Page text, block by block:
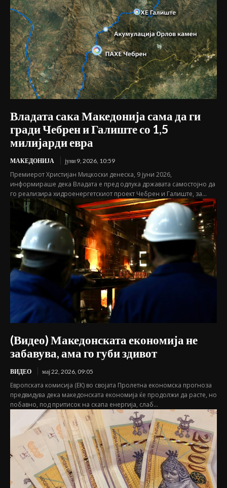
Владата сака Македонија сама да ги
гради Чебрен и Галиште со 1,5
милијарди евра
МАКЕДОНИЈА јуни 9, 2026, 10:59
Премиерот Христијан Мицкоски денеска, 9 јуни 2026,
информираше дека Владата е пред одлука државата самостојно да
го реализира хидроенергетскиот проект Чебрен и Галиште, за...
(Видео) Македонската економија не
забавува, ама го губи здивот
ВИДЕО мај 22, 2026, 09:05
Европската комисија (ЕК) во својата Пролетна економска прогноза
предвидува дека македонската економија ќе продолжи да расте, но
побавно, под притисок на скапа енергија, слаб...